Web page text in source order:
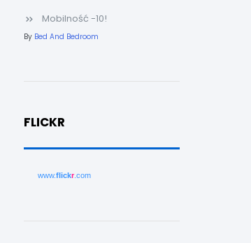
Mobilność -10!
By Bed And Bedroom
FLICKR
www.flickr .com